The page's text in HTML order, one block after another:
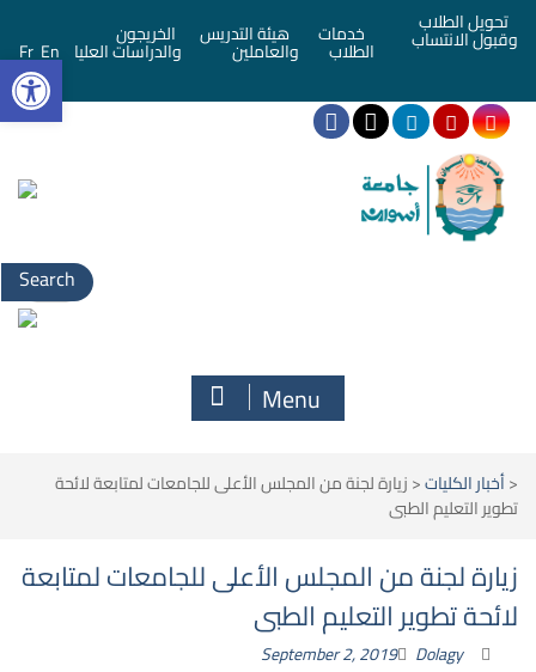
تحويل الطلاب
وقبول الانتساب خدمات
الطلاب
هيئة التدريس
والعاملين
الخريجون
والدراسات العليا En
Fr
Search
for:
Menu
<أخبار الكليات<زيارة لجنة من المجلس الأعلى للجامعات لمتابعة لائحة
تطوير التعليم الطبى
زيارة لجنة من المجلس الأعلى للجامعات لمتابعة
لائحة تطوير التعليم الطبى
September 2, 2019 Dolagy